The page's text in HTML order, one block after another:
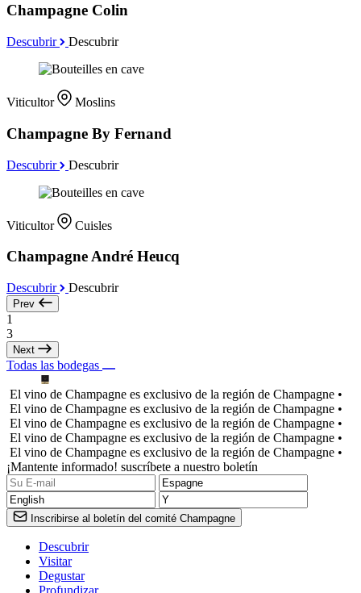
Champagne Colin
Descubrir Descubrir
Viticultor Moslins
Champagne By Fernand
Descubrir Descubrir
Viticultor Cuisles
Champagne André Heucq
Descubrir Descubrir
Prev
1
3
Next
Todas las bodegas
El vino de Champagne es exclusivo de la región de Champagne •
El vino de Champagne es exclusivo de la región de Champagne •
El vino de Champagne es exclusivo de la región de Champagne •
El vino de Champagne es exclusivo de la región de Champagne •
El vino de Champagne es exclusivo de la región de Champagne •
¡Mantente informado! suscríbete a nuestro boletín
Inscribirse al boletín del comité Champagne
Descubrir
Visitar
Degustar
Profundizar